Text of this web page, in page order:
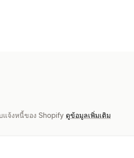
แจ้งหนี้ของ Shopify ดูข้อมูลเพิ่มเติม